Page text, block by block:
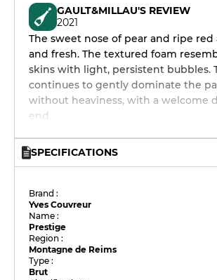
GAULT&MILLAU'S REVIEW
2021
The sweet nose of pear and ripe red
and fresh. The textured foam
skins with light, persistent bubbles.
continues to gently dominate the
without heaviness, with a welcome
end.
SPECIFICATIONS
Brand :
Yves Couvreur
Name :
Prestige
Region :
Montagne de Reims
Type :
Brut